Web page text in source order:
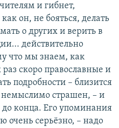
и гибнет,
он, не бояться, делать
о других и верить в
действительно
что мы знаем, как
скоро православные и
подробности – близится
немыслимо страшен, – и
конца. Его упоминания
очень серьёзно, – надо